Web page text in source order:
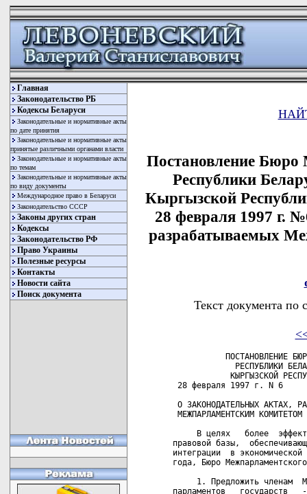
Главная
Законодательство РБ
Кодексы Беларуси
Законодательные и нормативные акты
по дате принятия
Законодательные и нормативные акты
принятые различными органами власти
Законодательные и нормативные акты
по темам
Законодательные и нормативные акты
по виду документы
Международное право в Беларуси
Законодательство СССР
Законы других стран
Кодексы
Законодательство РФ
Право Украины
Полезные ресурсы
Контакты
Новости сайта
Поиск документа
Постановление Бюро
Республики
Кыргызской
28 февраля 1997 г.
разрабатываемых
Текст документа по
ПОСТАНОВЛЕНИЕ
РЕСПУБЛИКИ
КЫРГЫЗСКОЙ
28 февраля 1997 г. N
О ЗАКОНОДАТЕЛЬНЫХ АКТАХ,
МЕЖПАРЛАМЕНТСКИМ КОМИТЕТОМ
В целях   более
правовой базы,
интеграции  в
года, Бюро
1. Предложить членам
парламентов   государств